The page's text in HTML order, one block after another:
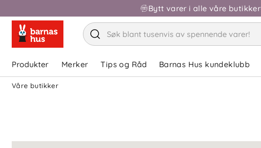
Bytt varer i alle våre butikker
Produkter Merker Tips og Råd Barnas Hus kundeklubb
Våre butikker